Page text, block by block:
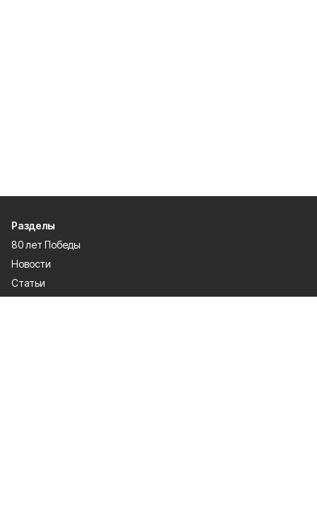
Разделы
80 лет Победы
Новости
Статьи